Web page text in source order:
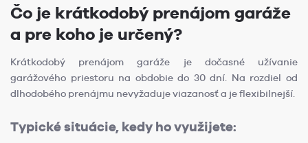
Čo je krátkodobý prenájom garáže
a pre koho je určený?
Krátkodobý prenájom garáže je dočasné užívanie
garážového priestoru na obdobie do 30 dní. Na rozdiel od
dlhodobého prenájmu nevyžaduje viazanosť a je flexibilnejší.
Typické situácie, kedy ho využijete: